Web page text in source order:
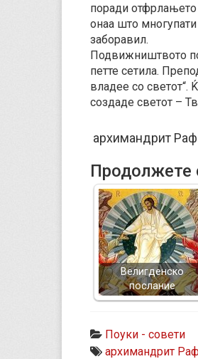
поради отфрлањето
онаа што многупати
заборавил.
Подвижништвото
петте сетила.
владее со светот“.
создаде светот –
архимандрит
Продолжете
Велигденско
послание
Поуки - совети
архимандрит